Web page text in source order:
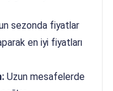
sezonda fiyatlar
en iyi fiyatları
Uzun mesafelerde